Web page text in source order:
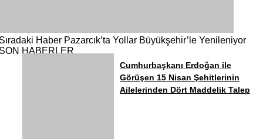
Haber Pazarcık’ta Yollar Büyükşehir’le Yenileniyor
HABERLER
Cumhurbaşkanı Erdoğan ile
Görüşen 15 Nisan Şehitlerinin
Ailelerinden Dört Maddelik Talep